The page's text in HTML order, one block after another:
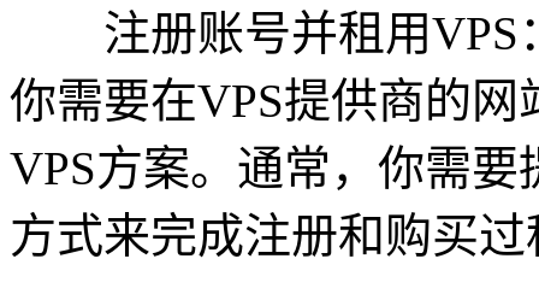
注册账号并租用VPS
你需要在VPS提供商的
VPS方案。通常，你需
方式来完成注册和购买过